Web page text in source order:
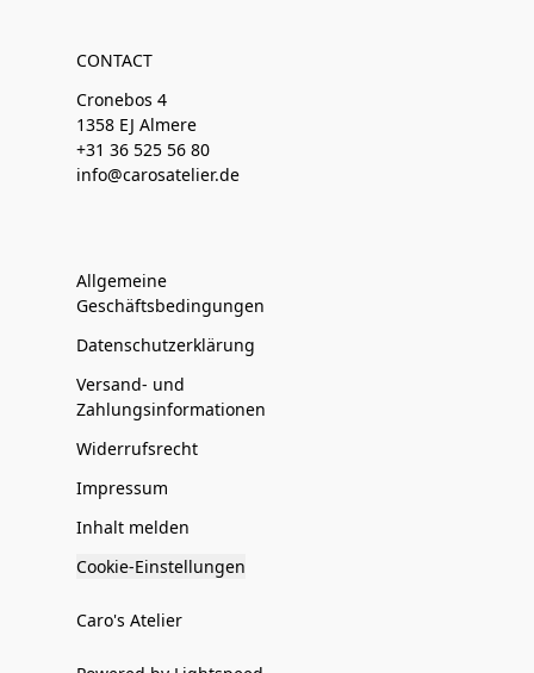
CONTACT
Cronebos 4
1358 EJ Almere
+31 36 525 56 80
info@carosatelier.de
Allgemeine
Geschäftsbedingungen
Datenschutzerklärung
Versand- und
Zahlungsinformationen
Widerrufsrecht
Impressum
Inhalt melden
Cookie-Einstellungen
Caro's Atelier